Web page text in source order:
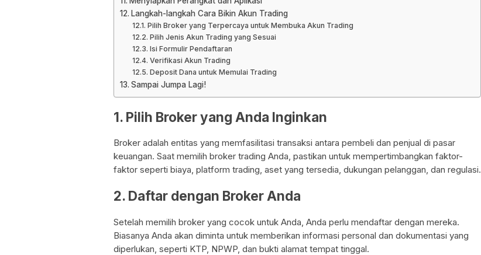
Langkah-langkah Cara Bikin Akun Trading
Pilih Broker yang Terpercaya untuk Membuka Akun Trading
Pilih Jenis Akun Trading yang Sesuai
Isi Formulir Pendaftaran
Verifikasi Akun Trading
Deposit Dana untuk Memulai Trading
Sampai Jumpa Lagi!
1. Pilih Broker yang Anda Inginkan
Broker adalah entitas yang memfasilitasi transaksi antara pembeli dan penjual di pasar
keuangan. Saat memilih broker trading Anda, pastikan untuk mempertimbangkan faktor-
faktor seperti biaya, platform trading, aset yang tersedia, dukungan pelanggan, dan regulasi.
2. Daftar dengan Broker Anda
Setelah memilih broker yang cocok untuk Anda, Anda perlu mendaftar dengan mereka.
Biasanya Anda akan diminta untuk memberikan informasi personal dan dokumentasi yang
diperlukan, seperti KTP, NPWP, dan bukti alamat tempat tinggal.